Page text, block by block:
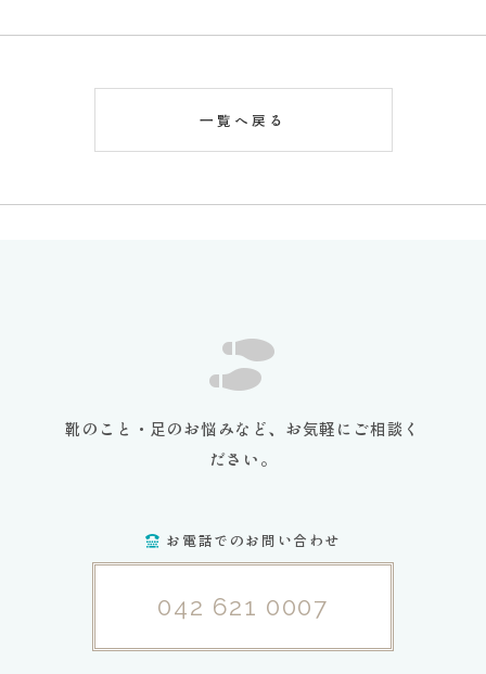
一覧へ戻る
靴のこと・足のお悩みなど、お気軽にご相談く
ださい。
お電話でのお問い合わせ
042 621 0007